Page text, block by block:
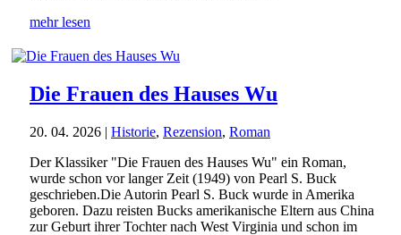
mehr lesen
Die Frauen des Hauses Wu
20. 04. 2026 | Historie, Rezension, Roman
Der Klassiker "Die Frauen des Hauses Wu" ein Roman,
wurde schon vor langer Zeit (1949) von Pearl S. Buck
geschrieben.Die Autorin Pearl S. Buck wurde in Amerika
geboren. Dazu reisten Bucks amerikanische Eltern aus China
zur Geburt ihrer Tochter nach West Virginia und schon im